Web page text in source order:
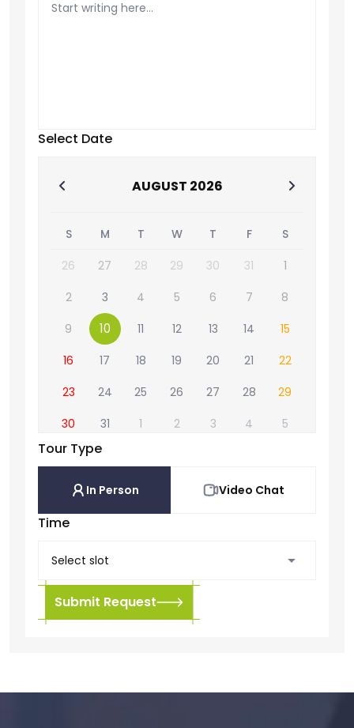
Select Date
AUGUST 2026
S M T W T F
S
26
27 28 29 30 31
1
2
3 4 5 6 7
8
9
10 11 12 13 14
15
16
17 18 19 20 21
22
23
24 25 26 27 28
29
30
31 1 2 3 4 5
Tour Type
In Person Video Chat
Time
Submit Request